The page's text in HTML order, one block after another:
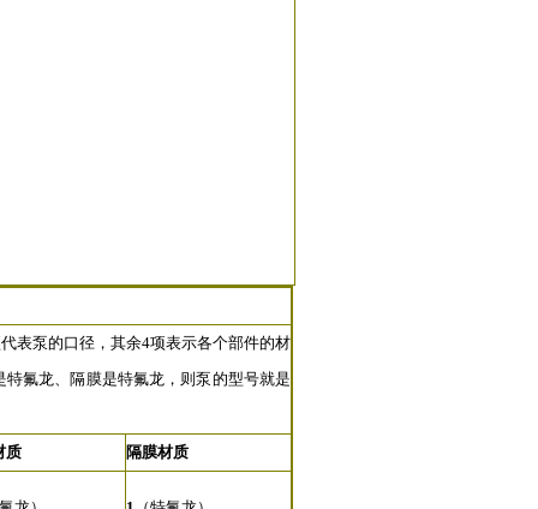
表泵的口径，其余4项表示各个部件的材
氟龙、隔膜是特氟龙，则泵的型号就是
质 隔膜材质